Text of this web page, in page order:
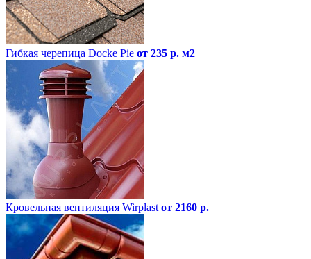
Гибкая черепица Docke Pie от 235 р. м2
Кровельная вентиляция Wirplast от 2160 р.